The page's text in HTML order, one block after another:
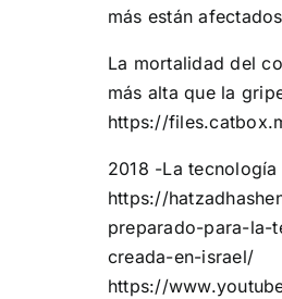
más están
La mortalidad del
más alta que la
https://
2018 -La tecnología
https://
preparado-para-la-
creada-en-israel/
https://